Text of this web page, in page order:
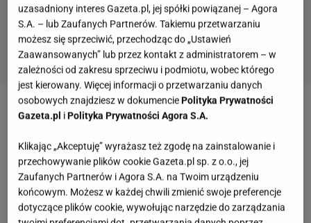
Dodanie lipidu, jakim jest olej kokosowy zmienia
tym idzie - ugotowany w ten sposób ryż ma o
połowę mniejkalorii! Trzymanie ryżu po
przyrządzeniu w niskiej temperaturze również
wpływa na proces zmniejszenia liczby kalorii.
uzasadniony interes Gazeta.pl, jej spółki powiązanej – Agora
S.A. – lub Zaufanych Partnerów. Takiemu przetwarzaniu
możesz się sprzeciwić, przechodząc do „Ustawień
Zaawansowanych” lub przez kontakt z administratorem – w
zależności od zakresu sprzeciwu i podmiotu, wobec którego
jest kierowany. Więcej informacji o przetwarzaniu danych
osobowych znajdziesz w dokumencie Polityka Prywatności
Gazeta.pl i Polityka Prywatności Agora S.A.
Klikając „Akceptuję” wyrażasz też zgodę na zainstalowanie i
przechowywanie plików cookie Gazeta.pl sp. z o.o., jej
Zaufanych Partnerów i Agora S.A. na Twoim urządzeniu
końcowym. Możesz w każdej chwili zmienić swoje preferencje
dotyczące plików cookie, wywołując narzędzie do zarządzania